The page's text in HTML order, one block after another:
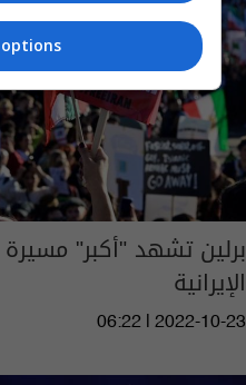
برلين تشهد "أكبر"
الإيرانية
06:22 | 2022-10-23